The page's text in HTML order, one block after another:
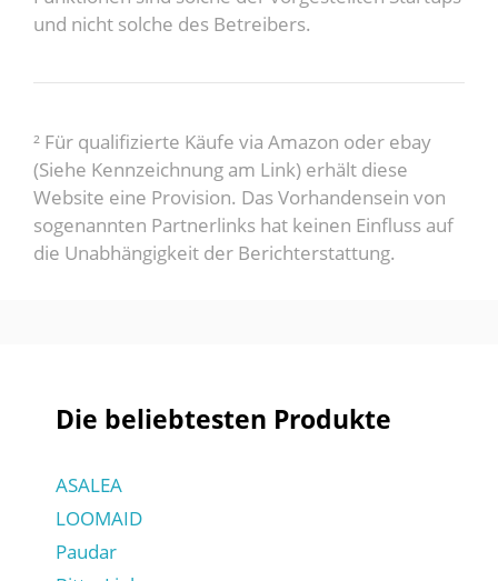
und nicht solche des Betreibers.
² Für qualifizierte Käufe via Amazon oder ebay
(Siehe Kennzeichnung am Link) erhält diese
Website eine Provision. Das Vorhandensein von
sogenannten Partnerlinks hat keinen Einfluss auf
die Unabhängigkeit der Berichterstattung.
Die beliebtesten Produkte
ASALEA
LOOMAID
Paudar